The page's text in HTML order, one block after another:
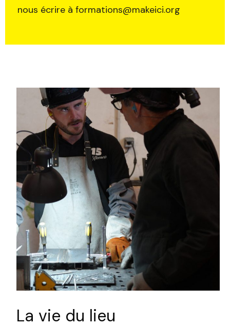
nous écrire à formations@makeici.org
La vie du lieu
Trouvez votre session
Sélectionnez une manufacture
Sélectionnez une durée
Valider